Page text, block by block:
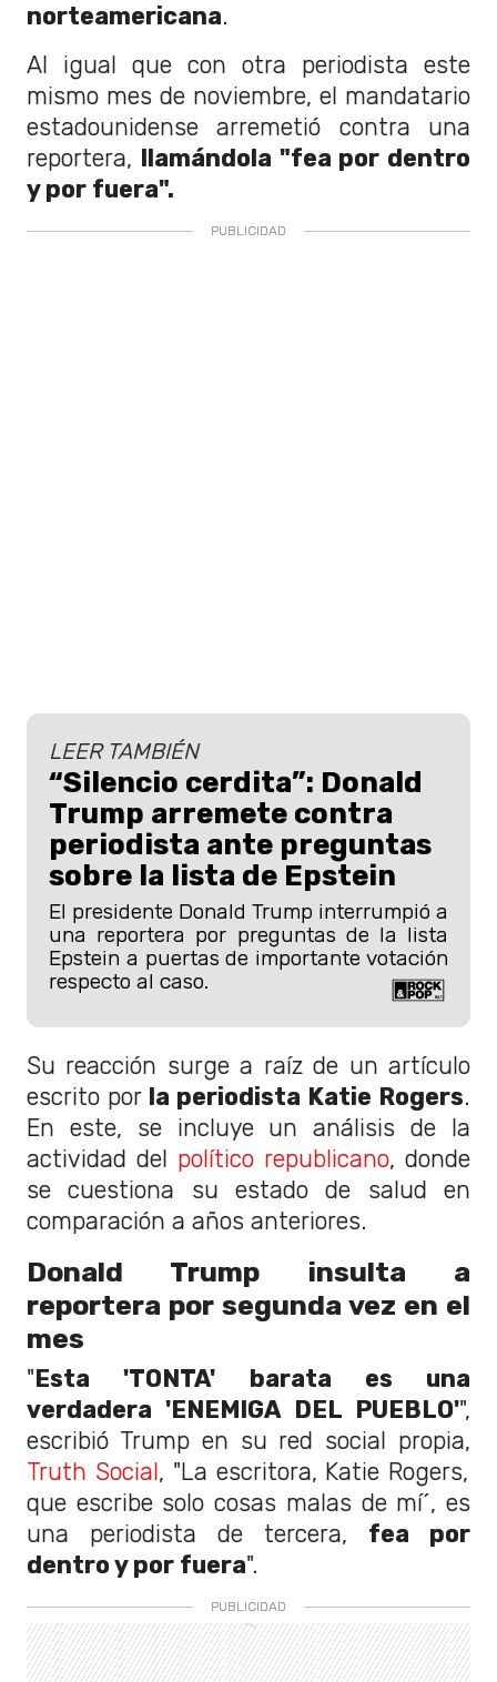
norteamericana.
Al igual que con otra periodista este
mismo mes de noviembre, el mandatario
estadounidense arremetió contra una
reportera, llamándola "fea por dentro
y por fuera".
LEER TAMBIÉN
“Silencio cerdita”: Donald
Trump arremete contra
periodista ante preguntas
sobre la lista de Epstein
El presidente Donald Trump interrumpió a
una reportera por preguntas de la lista
Epstein a puertas de importante votación
respecto al caso.
Su reacción surge a raíz de un artículo
escrito por la periodista Katie Rogers.
En este, se incluye un análisis de la
actividad del político republicano, donde
se cuestiona su estado de salud en
comparación a años anteriores.
Donald Trump insulta a
reportera por segunda vez en el
mes
"Esta 'TONTA' barata es una
verdadera 'ENEMIGA DEL PUEBLO'",
escribió Trump en su red social propia,
Truth Social, "La escritora, Katie Rogers,
que escribe solo cosas malas de mí´, es
una periodista de tercera, fea por
dentro y por fuera".